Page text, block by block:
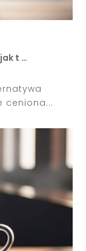
t …
ceniona...